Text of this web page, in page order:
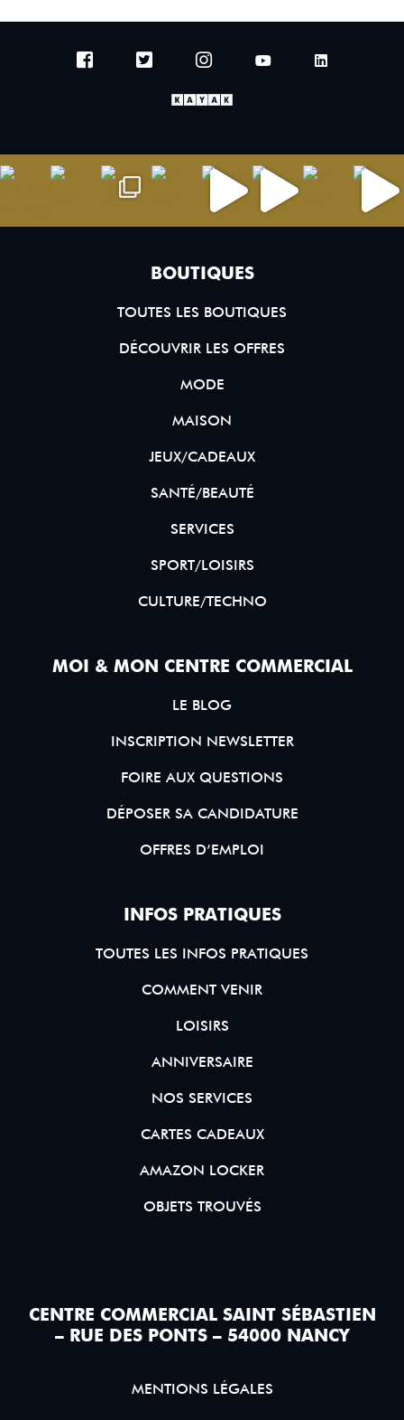
BOUTIQUES
TOUTES LES BOUTIQUES
DÉCOUVRIR LES OFFRES
MODE
MAISON
JEUX/CADEAUX
SANTÉ/BEAUTÉ
SERVICES
SPORT/LOISIRS
CULTURE/TECHNO
MOI & MON CENTRE COMMERCIAL
LE BLOG
INSCRIPTION NEWSLETTER
FOIRE AUX QUESTIONS
DÉPOSER SA CANDIDATURE
OFFRES D’EMPLOI
INFOS PRATIQUES
TOUTES LES INFOS PRATIQUES
COMMENT VENIR
LOISIRS
ANNIVERSAIRE
NOS SERVICES
CARTES CADEAUX
AMAZON LOCKER
OBJETS TROUVÉS
CENTRE COMMERCIAL SAINT SÉBASTIEN
– RUE DES PONTS – 54000 NANCY
MENTIONS LÉGALES